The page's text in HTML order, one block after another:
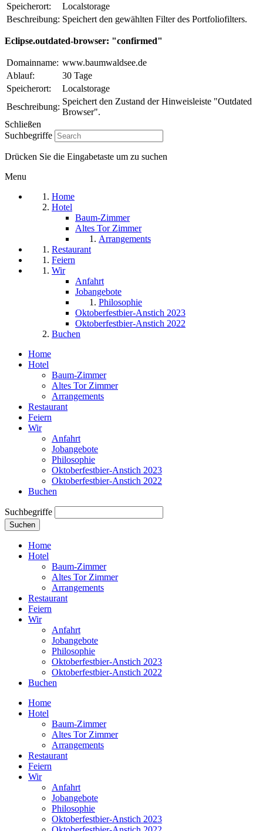
Speicherort:
Localstorage
Beschreibung: Speichert den gewählten Filter des Portfoliofilters.
Eclipse.outdated-browser: "confirmed"
Domainname: www.baumwaldsee.de
Ablauf:
30 Tage
Speicherort:
Localstorage
Beschreibung:
Speichert den Zustand der Hinweisleiste "Outdated
Browser".
Schließen
Suchbegriffe
Drücken Sie die Eingabetaste um zu suchen
Menu
Home
Hotel
Baum-Zimmer
Altes Tor Zimmer
Arrangements
Restaurant
Feiern
Wir
Anfahrt
Jobangebote
Philosophie
Oktoberfestbier-Anstich 2023
Oktoberfestbier-Anstich 2022
Buchen
Home
Hotel
Baum-Zimmer
Altes Tor Zimmer
Arrangements
Restaurant
Feiern
Wir
Anfahrt
Jobangebote
Philosophie
Oktoberfestbier-Anstich 2023
Oktoberfestbier-Anstich 2022
Buchen
Suchbegriffe
Suchen
Home
Hotel
Baum-Zimmer
Altes Tor Zimmer
Arrangements
Restaurant
Feiern
Wir
Anfahrt
Jobangebote
Philosophie
Oktoberfestbier-Anstich 2023
Oktoberfestbier-Anstich 2022
Buchen
Home
Hotel
Baum-Zimmer
Altes Tor Zimmer
Arrangements
Restaurant
Feiern
Wir
Anfahrt
Jobangebote
Philosophie
Oktoberfestbier-Anstich 2023